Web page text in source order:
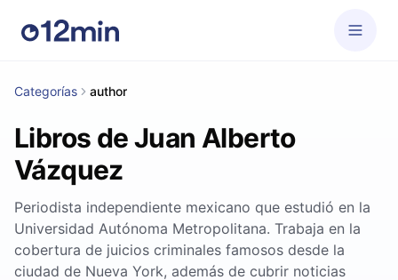
Categorías author
Libros de Juan Alberto
Vázquez
Periodista independiente mexicano que estudió en la
Universidad Autónoma Metropolitana. Trabaja en la
cobertura de juicios criminales famosos desde la
ciudad de Nueva York, además de cubrir noticias